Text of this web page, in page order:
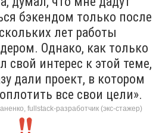
бэкендом только после
лет работы
Однако, как только
свой интерес к этой теме,
дали проект, в котором
все свои цели».
fullstack-разработчик (экс-стажер)